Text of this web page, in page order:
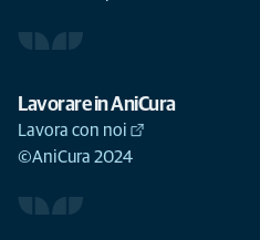
Lavorare in AniCura
Lavora con noi
©AniCura 2024